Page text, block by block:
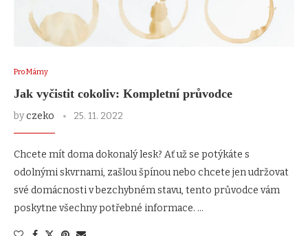
Pro Mámy
Jak vyčistit cokoliv: Kompletní průvodce
byczeko 25. 11. 2022
Chcete mít doma dokonalý lesk? Ať už se potýkáte s
odolnými skvrnami, zašlou špínou nebo chcete jen udržovat
své domácnosti v bezchybném stavu, tento průvodce vám
poskytne všechny potřebné informace. …